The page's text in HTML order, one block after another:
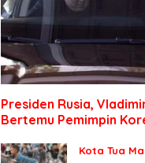
Presiden Rusia,
Bertemu Pemimpin
Kota Tua